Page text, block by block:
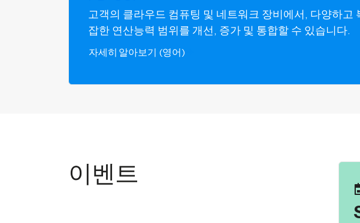
고객의 클라우드 컴퓨팅 및 네트워크 장비에서, 다양하고
잡한 연산능력 범위를 개선, 증가 및 통합할 수 있습니다.
자세히 알아보기 (영어)
이벤트